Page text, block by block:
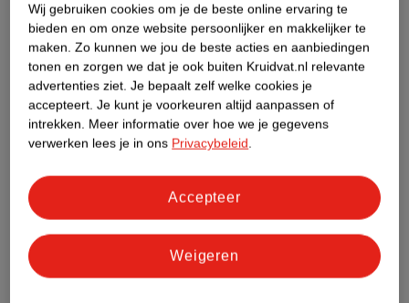
Etiketinformatie
Nature Impact Score
Dit product heeft (nog) geen Nature
Impact Score.
Meer informatie
Bestel & Bezorginformatie
Wij gebruiken cookies om je de beste online ervaring te
bieden en om onze website persoonlijker en makkelijker te
maken. Zo kunnen we jou de beste acties en aanbiedingen
tonen en zorgen we dat je ook buiten Kruidvat.nl relevante
advertenties ziet. Je bepaalt zelf welke cookies je
accepteert. Je kunt je voorkeuren altijd aanpassen of
intrekken. Meer informatie over hoe we je gegevens
verwerken lees je in ons Privacybeleid.
Weigeren
Accepteer